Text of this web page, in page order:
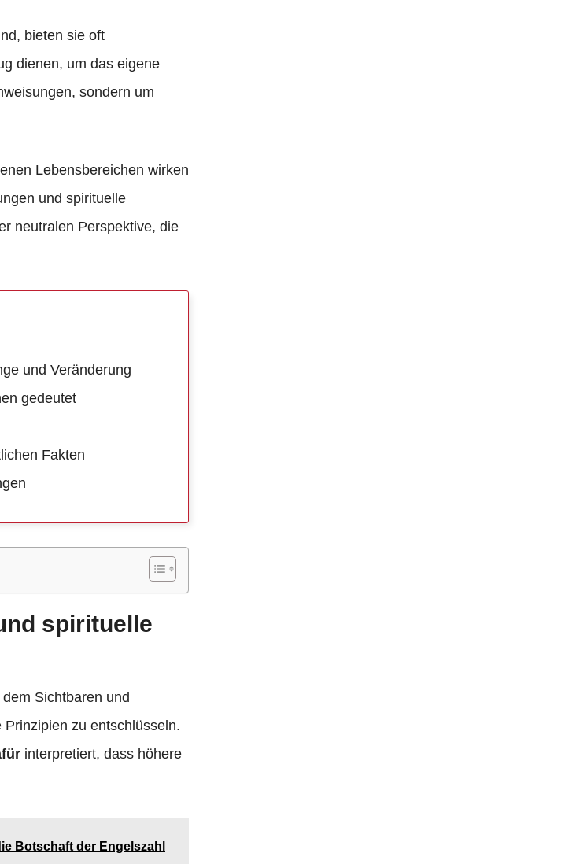
bieten sie oft
dienen, um das eigene
sondern um
Lebensbereichen wirken
und spirituelle
neutralen Perspektive, die
und Veränderung
gedeutet
Fakten
spirituelle
Sichtbaren und
zu entschlüsseln.
interpretiert, dass höhere
Botschaft der Engelszahl